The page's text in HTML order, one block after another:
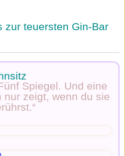
zur teuersten Gin-Bar
Spiegel. Und eine
nur zeigt, wenn du sie